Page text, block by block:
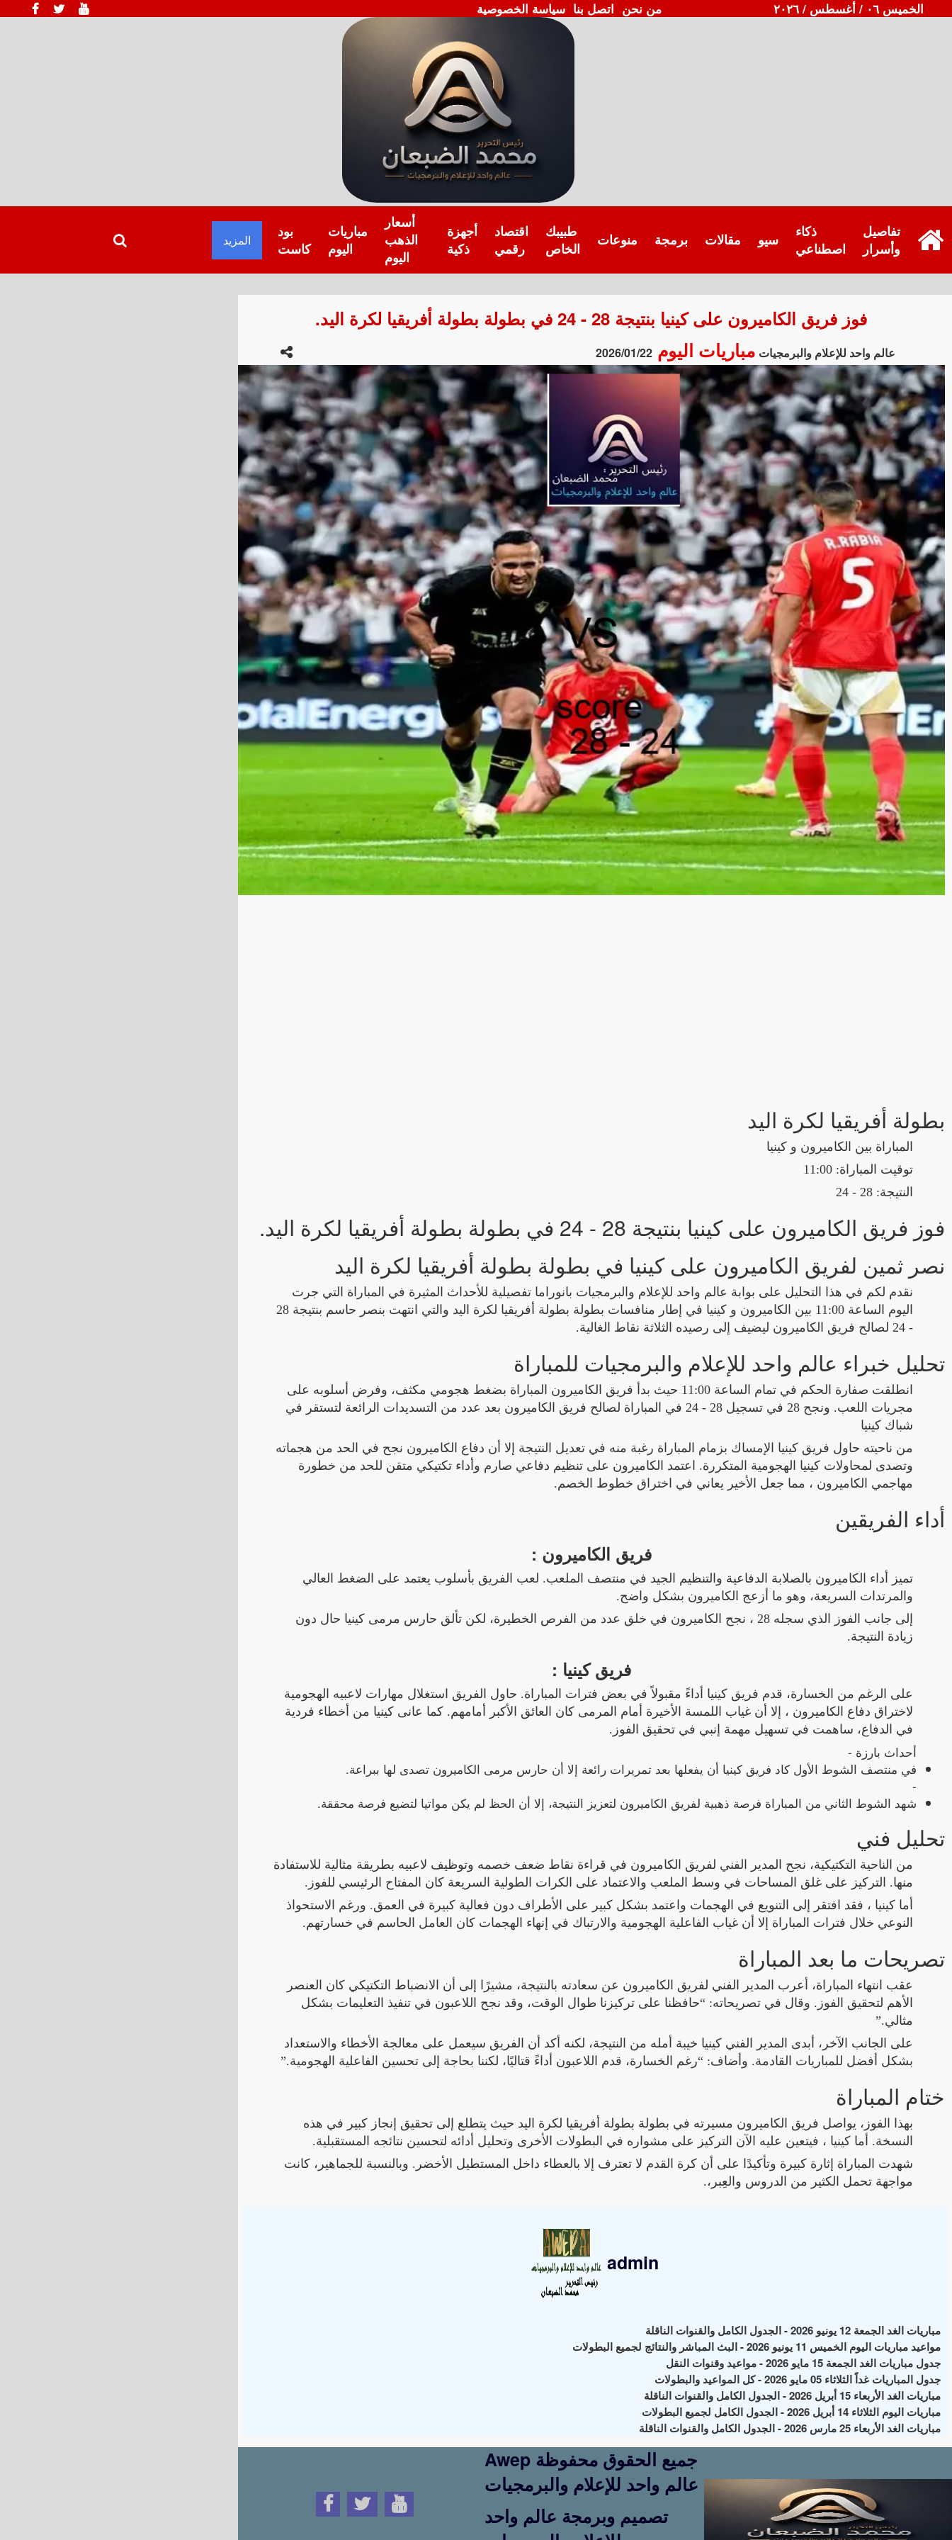
الخميس ٠٦ / أغسطس / ٢٠٢٦ من نحن اتصل بنا سياسة الخصوصية
المزيد
بود
كاست
مباريات
اليوم
أسعار
الذهب
اليوم
أجهزة
ذكية
اقتصاد
رقمي
طبيبك
الخاص
منوعات برمجة مقالات سيو
ذكاء
اصطناعي
تفاصيل
وأسرار
فوز فريق الكاميرون على كينيا بنتيجة 28 - 24 في بطولة بطولة أفريقيا لكرة اليد.
عالم واحد للإعلام والبرمجيات مباريات اليوم 2026/01/22
بطولة أفريقيا لكرة اليد
المباراة بين الكاميرون و كينيا
توقيت المباراة: 11:00
النتيجة: 28 - 24
فوز فريق الكاميرون على كينيا بنتيجة 28 - 24 في بطولة بطولة أفريقيا لكرة اليد.
نصر ثمين لفريق الكاميرون على كينيا في بطولة بطولة أفريقيا لكرة اليد
نقدم لكم في هذا التحليل على بوابة عالم واحد للإعلام والبرمجيات بانوراما تفصيلية للأحداث المثيرة في المباراة التي جرت
اليوم الساعة 11:00 بين الكاميرون و كينيا في إطار منافسات بطولة بطولة أفريقيا لكرة اليد والتي انتهت بنصر حاسم بنتيجة 28
- 24 لصالح فريق الكاميرون ليضيف إلى رصيده الثلاثة نقاط الغالية.
تحليل خبراء عالم واحد للإعلام والبرمجيات للمباراة
انطلقت صفارة الحكم في تمام الساعة 11:00 حيث بدأ فريق الكاميرون المباراة بضغط هجومي مكثف، وفرض أسلوبه على
مجريات اللعب. ونجح 28 في تسجيل 28 - 24 في المباراة لصالح فريق الكاميرون بعد عدد من التسديدات الرائعة لتستقر في
شباك كينيا
من ناحيته حاول فريق كينيا الإمساك بزمام المباراة رغبة منه في تعديل النتيجة إلا أن دفاع الكاميرون نجح في الحد من هجماته
وتصدى لمحاولات كينيا الهجومية المتكررة. اعتمد الكاميرون على تنظيم دفاعي صارم وأداء تكتيكي متقن للحد من خطورة
مهاجمي الكاميرون ، مما جعل الأخير يعاني في اختراق خطوط الخصم.
أداء الفريقين
فريق الكاميرون :
تميز أداء الكاميرون بالصلابة الدفاعية والتنظيم الجيد في منتصف الملعب. لعب الفريق بأسلوب يعتمد على الضغط العالي
والمرتدات السريعة، وهو ما أزعج الكاميرون بشكل واضح.
إلى جانب الفوز الذي سجله 28 ، نجح الكاميرون في خلق عدد من الفرص الخطيرة، لكن تألق حارس مرمى كينيا حال دون
زيادة النتيجة.
فريق كينيا :
على الرغم من الخسارة، قدم فريق كينيا أداءً مقبولاً في بعض فترات المباراة. حاول الفريق استغلال مهارات لاعبيه الهجومية
لاختراق دفاع الكاميرون ، إلا أن غياب اللمسة الأخيرة أمام المرمى كان العائق الأكبر أمامهم. كما عانى كينيا من أخطاء فردية
في الدفاع، ساهمت في تسهيل مهمة إنبي في تحقيق الفوز.
أحداث بارزة -
في منتصف الشوط الأول كاد فريق كينيا أن يفعلها بعد تمريرات رائعة إلا أن حارس مرمى الكاميرون تصدى لها ببراعة.
-
شهد الشوط الثاني من المباراة فرصة ذهبية لفريق الكاميرون لتعزيز النتيجة، إلا أن الحظ لم يكن مواتيا لتضيع فرصة محققة.
تحليل فني
من الناحية التكتيكية، نجح المدير الفني لفريق الكاميرون في قراءة نقاط ضعف خصمه وتوظيف لاعبيه بطريقة مثالية للاستفادة
منها. التركيز على غلق المساحات في وسط الملعب والاعتماد على الكرات الطولية السريعة كان المفتاح الرئيسي للفوز.
أما كينيا ، فقد افتقر إلى التنويع في الهجمات واعتمد بشكل كبير على الأطراف دون فعالية كبيرة في العمق. ورغم الاستحواذ
النوعي خلال فترات المباراة إلا أن غياب الفاعلية الهجومية والارتباك في إنهاء الهجمات كان العامل الحاسم في خسارتهم.
تصريحات ما بعد المباراة
عقب انتهاء المباراة، أعرب المدير الفني لفريق الكاميرون عن سعادته بالنتيجة، مشيرًا إلى أن الانضباط التكتيكي كان العنصر
الأهم لتحقيق الفوز. وقال في تصريحاته: “حافظنا على تركيزنا طوال الوقت، وقد نجح اللاعبون في تنفيذ التعليمات بشكل
مثالي.”
على الجانب الآخر، أبدى المدير الفني كينيا خيبة أمله من النتيجة، لكنه أكد أن الفريق سيعمل على معالجة الأخطاء والاستعداد
بشكل أفضل للمباريات القادمة. وأضاف: “رغم الخسارة، قدم اللاعبون أداءً قتاليًا، لكننا بحاجة إلى تحسين الفاعلية الهجومية.”
ختام المباراة
بهذا الفوز، يواصل فريق الكاميرون مسيرته في بطولة بطولة أفريقيا لكرة اليد حيث يتطلع إلى تحقيق إنجاز كبير في هذه
النسخة. أما كينيا ، فيتعين عليه الآن التركيز على مشواره في البطولات الأخرى وتحليل أدائه لتحسين نتائجه المستقبلية.
شهدت المباراة إثارة كبيرة وتأكيدًا على أن كرة القدم لا تعترف إلا بالعطاء داخل المستطيل الأخضر. وبالنسبة للجماهير، كانت
مواجهة تحمل الكثير من الدروس والعِبر،.
admin
مباريات الغد الجمعة 12 يونيو 2026 - الجدول الكامل والقنوات الناقلة
مواعيد مباريات اليوم الخميس 11 يونيو 2026 - البث المباشر والنتائج لجميع البطولات
جدول مباريات الغد الجمعة 15 مايو 2026 - مواعيد وقنوات النقل
جدول المباريات غداً الثلاثاء 05 مايو 2026 - كل المواعيد والبطولات
مباريات الغد الأربعاء 15 أبريل 2026 - الجدول الكامل والقنوات الناقلة
مباريات اليوم الثلاثاء 14 أبريل 2026 - الجدول الكامل لجميع البطولات
مباريات الغد الأربعاء 25 مارس 2026 - الجدول الكامل والقنوات الناقلة
Awep جميع الحقوق محفوظة
عالم واحد للإعلام والبرمجيات
تصميم وبرمجة عالم واحد